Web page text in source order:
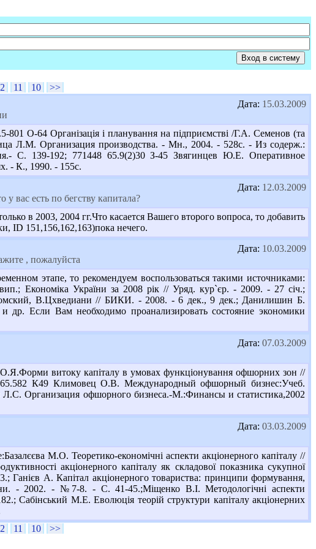
11 10
>>
Дата: 15.03.2009
О-64 Організація і планування на підприємстві /Г.А. Семенов (та
Л.М. Организация производства. - Мн., 2004. - 528с. - Из содерж.:
С. 139-192; 771448 65.9(2)30 З-45 Звягинцев Ю.Е. Оперативное
- К., 1990. - 155с.
Дата: 12.03.2009
вас есть по бегству капитала?
в 2003, 2004 гг.Что касается Вашего второго вопроса, то добавить
ID 151,156,162,163)пока нечего.
Дата: 10.03.2009
, пожалуйста
этапе, то рекомендуем воспользоваться такими источниками:
Економіка України за 2008 рік // Уряд. кур`єр. - 2009. - 27 січ.;
В.Цхведиани // БИКИ. - 2008. - 6 дек., 9 дек.; Данилишин Б.
Если Вам необходимо проанализировать состояние экономики
Дата: 07.03.2009
витоку капіталу в умовах функціонування офшорних зон //
К49 Климовец О.В. Международный офшорный бизнес:Учеб.
Организация офшорного бизнеса.-М.:Финансы и статистика,2002
Дата: 03.03.2009
М.О. Теоретико-економічні аспекти акціонерного капіталу //
акціонерного капіталу як складової показника сукупної
А. Капітал акціонерного товариства: принципи формування,
- 2002. - №7-8. - С. 41-45.;Міщенко В.І. Методологічні аспекти
Сабінський М.Е. Еволюція теорій структури капіталу акціонерних
11 10 >>